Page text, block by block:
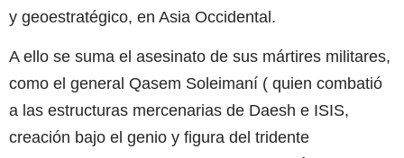
y geoestratégico, en Asia Occidental.
A ello se suma el asesinato de sus mártires militares,
como el general Qasem Soleimaní ( quien combatió
a las estructuras mercenarias de Daesh e ISIS,
creación bajo el genio y figura del tridente